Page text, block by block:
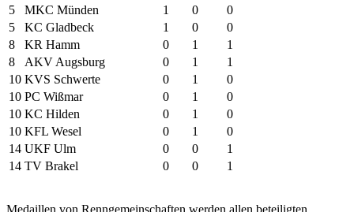
5
MKC Münden 1 0
0
5
KC Gladbeck 1 0
0
8
KR Hamm 0 1
1
8
AKV Augsburg 0 1
1
10 KVS Schwerte 0 1
0
10 PC Wißmar 0 1
0
10 KC Hilden 0 1
0
10 KFL Wesel 0 1
0
14 UKF Ulm 0 0
1
14 TV Brakel 0 0 1
Medaillen von Renngemeinschaften werden allen beteiligten